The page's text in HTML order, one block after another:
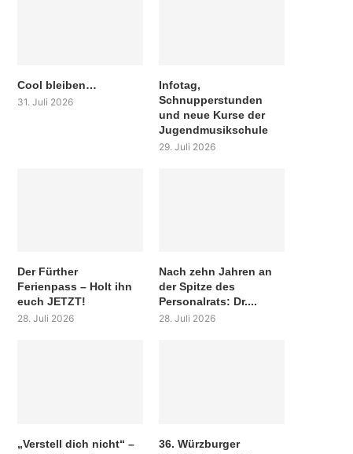
Cool bleiben…
31. Juli 2026
Infotag,
Schnupperstunden
und neue Kurse der
Jugendmusikschule
29. Juli 2026
Der Fürther
Ferienpass – Holt ihn
euch JETZT!
28. Juli 2026
Nach zehn Jahren an
der Spitze des
Personalrats: Dr....
28. Juli 2026
„Verstell dich nicht“ –
36. Würzburger